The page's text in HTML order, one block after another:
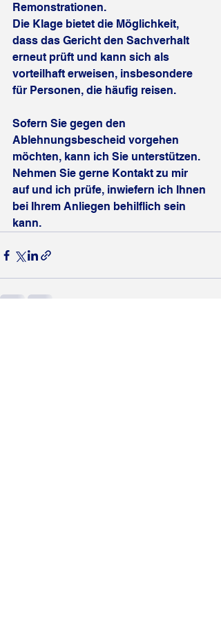
Remonstrationen.
Die Klage bietet die Möglichkeit,
dass das Gericht den Sachverhalt
erneut prüft und kann sich als
vorteilhaft erweisen, insbesondere
für Personen, die häufig reisen.
Sofern Sie gegen den
Ablehnungsbescheid vorgehen
möchten, kann ich Sie unterstützen.
Nehmen Sie gerne Kontakt zu mir
auf und ich prüfe, inwiefern ich Ihnen
bei Ihrem Anliegen behilflich sein
kann.